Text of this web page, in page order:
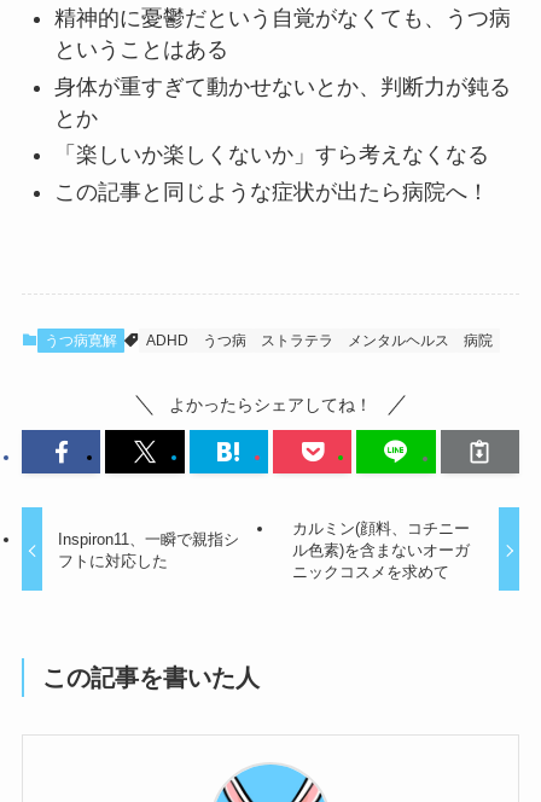
精神的に憂鬱だという自覚がなくても、うつ病
ということはある
身体が重すぎて動かせないとか、判断力が鈍る
とか
「楽しいか楽しくないか」すら考えなくなる
この記事と同じような症状が出たら病院へ！
うつ病寛解 ADHD うつ病 ストラテラ メンタルヘルス 病院
よかったらシェアしてね！
Inspiron11、一瞬で親指シ
フトに対応した
カルミン(顔料、コチニー
ル色素)を含まないオーガ
ニックコスメを求めて
この記事を書いた人